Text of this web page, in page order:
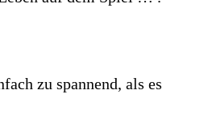
zu spannend, als es